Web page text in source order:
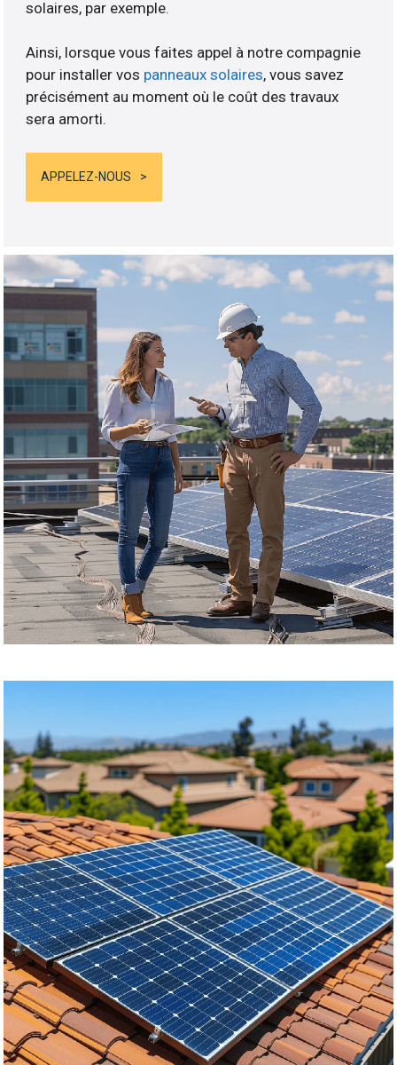
solaires, par exemple.
Ainsi, lorsque vous faites appel à notre compagnie
pour installer vos panneaux solaires, vous savez
précisément au moment où le coût des travaux
sera amorti.
APPELEZ-NOUS